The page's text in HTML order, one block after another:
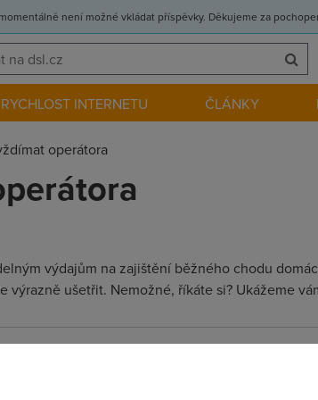
není možné vkládat příspěvky. Děkujeme za
RYCHLOST INTERNETU ČLÁNKY
operátora
výdajům na zajištění běžného chodu
ušetřit. Nemožné, říkáte si? Ukážeme
o tom, že se jedná o komerční sdělení,